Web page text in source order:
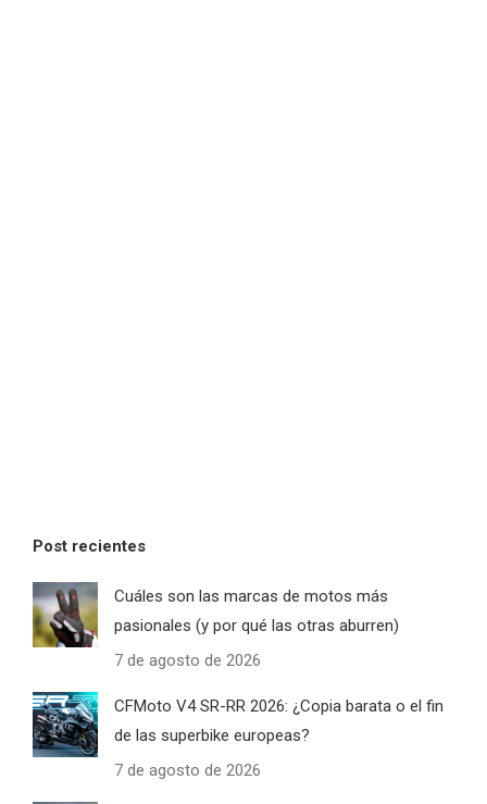
Post recientes
Cuáles son las marcas de motos más
pasionales (y por qué las otras aburren)
7 de agosto de 2026
CFMoto V4 SR-RR 2026: ¿Copia barata o el fin
de las superbike europeas?
7 de agosto de 2026